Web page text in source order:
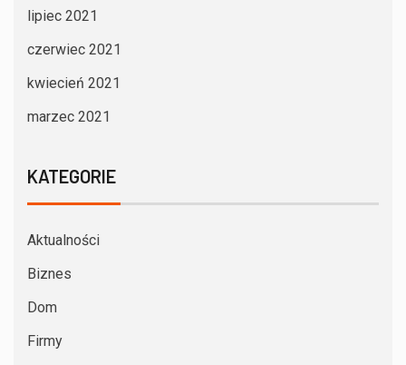
lipiec 2021
czerwiec 2021
kwiecień 2021
marzec 2021
KATEGORIE
Aktualności
Biznes
Dom
Firmy